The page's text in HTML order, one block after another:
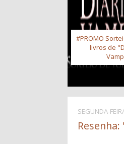
#PROMO
livros de
SEGUNDA-